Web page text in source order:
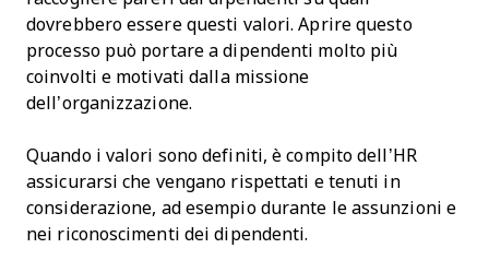
dovrebbero essere questi valori. Aprire questo
processo può portare a dipendenti molto più
coinvolti e motivati dalla missione
dell’organizzazione.
Quando i valori sono definiti, è compito dell’HR
assicurarsi che vengano rispettati e tenuti in
considerazione, ad esempio durante le assunzioni e
nei riconoscimenti dei dipendenti.